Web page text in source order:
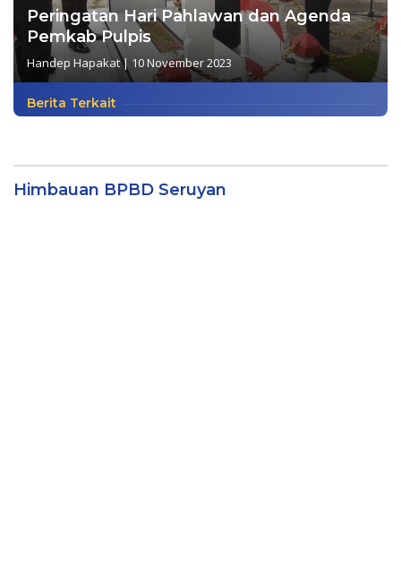
Peringatan Hari Pahlawan dan Agenda
Pemkab Pulpis
Handep Hapakat| 10 November 2023
Berita Terkait
Himbauan BPBD Seruyan